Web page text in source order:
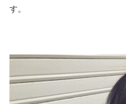
す。